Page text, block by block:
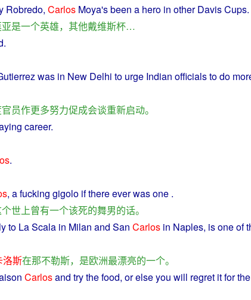
Robredo, Carlos Moya's been a hero in other DavisCups
是一个英雄， 其他戴维斯杯…
.
was in New Delhi to urge Indian officialstodo
官员作更多努力促成会谈重新启动。
career.
.
, afucking gigolo ifthereeverwas one .
世上曾有一个该死的舞男的话。
to La Scala in Milan and San Carlos in Naples, isoneof
洛斯在那不勒斯， 是欧洲最漂亮的一个。
Carlosand trythefood, orelse you will regret it for the